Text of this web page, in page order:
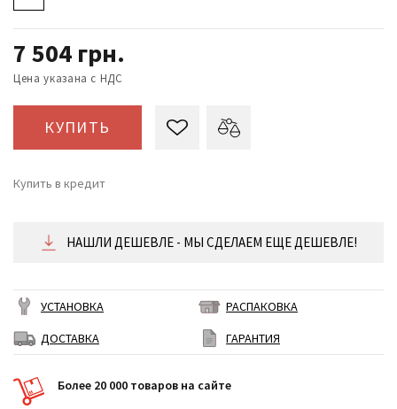
7 504 грн.
Цена указана с НДС
КУПИТЬ
Купить в кредит
от 313 ₴/месяц
НАШЛИ ДЕШЕВЛЕ - МЫ СДЕЛАЕМ ЕЩЕ ДЕШЕВЛЕ!
УСТАНОВКА
РАСПАКОВКА
ДОСТАВКА
ГАРАНТИЯ
Более 20 000 товаров на сайте